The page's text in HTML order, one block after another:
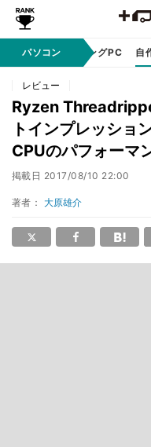
パソコン
PC本体 ゲーミングPC 自
レビュー
Ryzen
トインプレッショ
CPUのパフォーマ
掲載日 2017/08/10 22:00
著者： 大原雄介